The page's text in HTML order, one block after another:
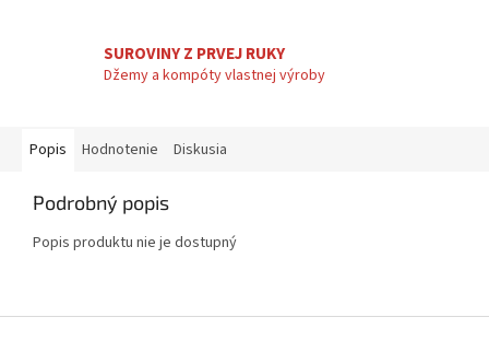
SUROVINY Z PRVEJ RUKY
Džemy a kompóty vlastnej výroby
Popis Hodnotenie Diskusia
Podrobný popis
Popis produktu nie je dostupný